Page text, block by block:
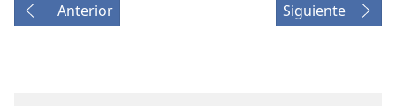
Anterior Siguiente